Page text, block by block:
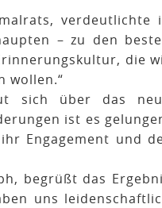
verdeutlichte
– zu den
die
wollen.“
sich über das
ist es
Engagement und
begrüßt das
uns